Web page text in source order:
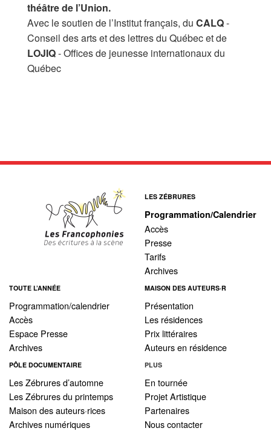
théâtre de l’Union.
Avec le soutien de l’Institut français, du CALQ-
Conseil des arts et des lettres du Québec et de
LOJIQ- Offices de jeunesse internationaux du
Québec
LES ZÉBRURES
Programmation/Calendrier
Accès
Presse
Tarifs
Archives
TOUTE L’ANNÉE
Programmation/calendrier
Accès
Espace Presse
Archives
MAISON DES AUTEURS·R
Présentation
Les résidences
Prix littéraires
Auteurs en résidence
PÔLE DOCUMENTAIRE
Les Zébrures d’automne
Les Zébrures du printemps
Maison des auteurs·rices
Archives numériques
PLUS
En tournée
Projet Artistique
Partenaires
Nous contacter